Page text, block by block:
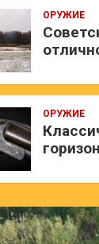
ОРУЖИЕ
ОРУЖИЕ